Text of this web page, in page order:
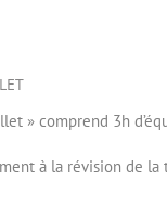
» comprend 3h
à la révision de